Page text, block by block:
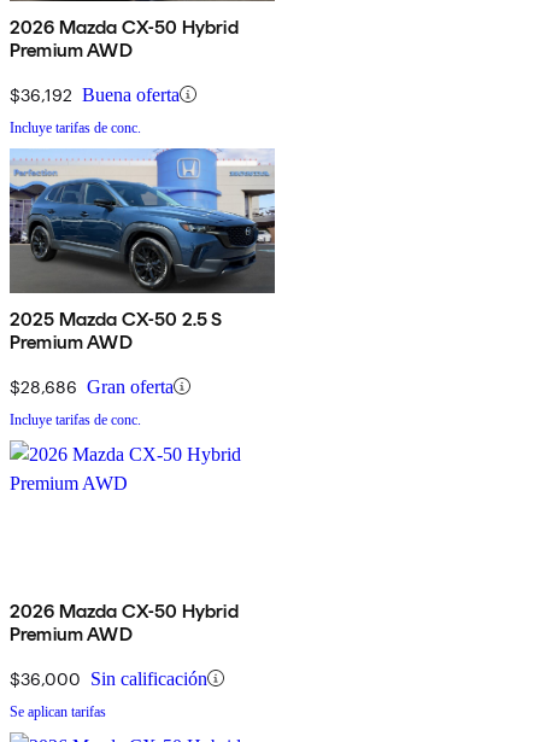
2026 Mazda CX-50 Hybrid
Premium AWD
$36,192 Buena oferta
Incluye tarifas de conc.
2025 Mazda CX-50 2.5 S
Premium AWD
$28,686 Gran oferta
Incluye tarifas de conc.
2026 Mazda CX-50 Hybrid
Premium AWD
$36,000 Sin calificación
Se aplican tarifas